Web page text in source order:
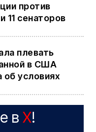
против
11 сенаторов
плевать
в США
об условиях
в X!